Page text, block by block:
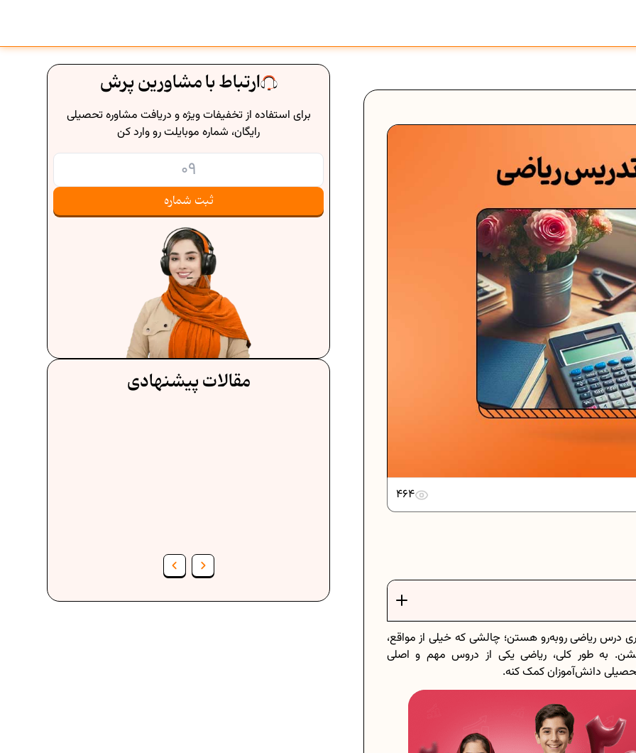
ارتباط با مشاورین پرش
برای استفاده از تخفیفات ویژه و دریافت مشاوره تحصیلی
رایگان، شماره موبایلت رو وارد کن
ثبت شماره
مقالات پیشنهادی
فرمول حجم اشکال هندسی در ریاضیات
برنامه‌ ریزی درسی هفتم
عادات افراد موفق
برنامه‌ ریزی درسی هشتم
چگونه برنامه‌ ریزی درسی کنیم؟
فرمول حجم اشکال هندسی در ریاضیات
برنامه‌ ریزی درسی هفتم
464
درس ریاضی روبه‌رو هستن؛ چالشی که خیلی از مواقع،
به طور کلی، ریاضی یکی از دروس مهم و اصلی
دانش‌آموزان کمک کنه.